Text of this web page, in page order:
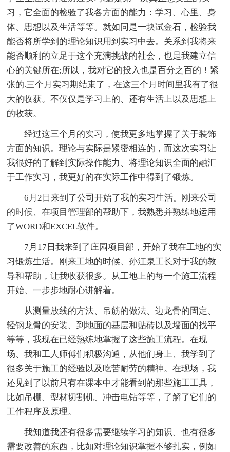
习，它全面的检验了我各方面的能力：学习、心里、身
体、思想以及生活等等。就如同是一块试金石，检验我
能否将所学到的理论知识用到实习中去。关系到我将来
能否顺利的立足于这个充满挑战的社会，也是我建立信
心的关键所在;所以，我对它的投入也是百分之百的！紧
张的.三个月实习期结束了，在这三个月时间里我有了很
大的收获。不仅仅是学习上的、还有生活上以及思想上
的收获。
经过这三个月的实习，使我更多地掌握了关于装饰
方面的知识。理论与实际是紧密相连的，而这次实习让
我很好的了解到实际操作能力、将理论知识全面的融汇
于工作实习，我更好的在实际工作中得到了锻炼。
6月2日来到了公司开始了我的实习生活。刚来公司
的时候、在项目管理部的帮助下，我熟悉并熟练地运用
了WORD和EXCEL软件。
7月17日我来到了庄园项目部，开始了我在工地的实
习锻炼生活。刚来工地的时候、孙江泉工长对于我的教
导和帮助，让我收获很多。从工地上的每一个施工流程
开始、一步步地耐心讲解着。
从测量放线的方法、吊筋的做法、边龙骨的固定、
轻钢龙骨的安装、到地面的基层和贴砖以及墙面的找平
等等，我现在已经熟练地掌握了这些施工流程。在现
场、我和工人师傅们积极沟通，从他们身上、我学到了
很多关于施工的经验以及吃苦耐劳的精神。在现场，我
还见到了以前只有在课本中才能看到的那些施工工具，
比如吊棚、型材切割机、冲击电钻等等，了解了它们的
工作程序及原理。
我知道我还有很多需要继续学习的知识、也有很多
需要改善的东西，比如对理论知识掌握不够扎实，例如